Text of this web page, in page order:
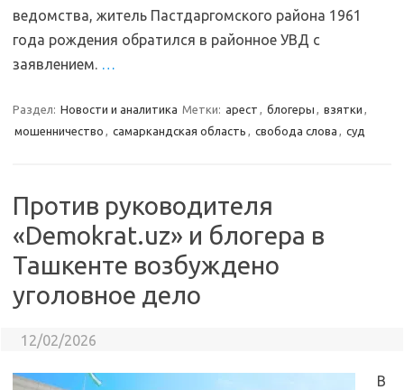
ведомства, житель Пастдаргомского района 1961
года рождения обратился в районное УВД с
заявлением. …
Раздел: Новости и аналитика Метки: арест , блогеры , взятки ,
мошенничество , самаркандская область , свобода слова , суд
Против руководителя
«Demokrat.uz» и блогера в
Ташкенте возбуждено
уголовное дело
12/02/2026
В